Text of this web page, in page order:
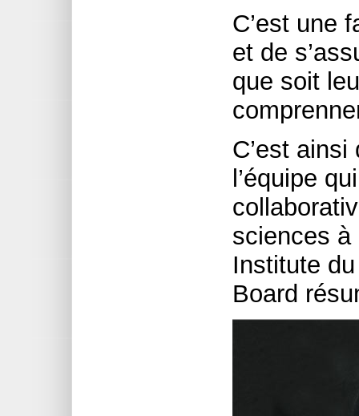
C’est une
et de
que soit
C’est
l’équipe
sciences à
Institute
Board